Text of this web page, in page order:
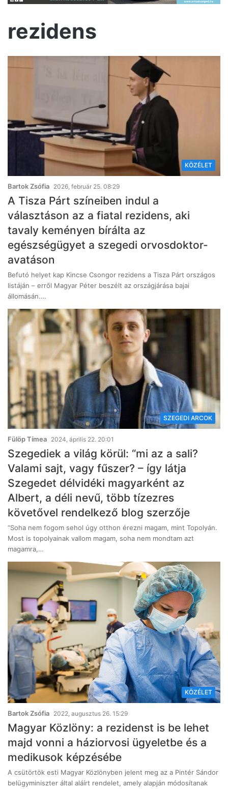
rezidens
KÖZÉLET
Bartok Zsófia 2026, február 25. 08:29
A Tisza Párt színeiben indul a
választáson az a fiatal rezidens, aki
tavaly keményen bírálta az
egészségügyet a szegedi orvosdoktor-
avatáson
Befutó helyet kap Kincse Csongor rezidens a Tisza Párt országos
listáján – erről Magyar Péter beszélt az országjárása bajai
állomásán.…
SZEGEDI ARCOK
Fülöp Tímea 2024, április 22. 20:01
Szegediek a világ körül: “mi az a sali?
Valami sajt, vagy fűszer? – így látja
Szegedet délvidéki magyarként az
Albert, a déli nevű, több tízezres
követővel rendelkező blog szerzője
“Soha nem fogom sehol úgy otthon érezni magam, mint Topolyán.
Most is topolyainak vallom magam, soha nem mondtam azt
magamra,…
KÖZÉLET
Bartok Zsófia 2022, augusztus 26. 15:29
Magyar Közlöny: a rezidenst is be lehet
majd vonni a háziorvosi ügyeletbe és a
medikusok képzésébe
A csütörtök esti Magyar Közlönyben jelent meg az a Pintér Sándor
belügyminiszter által aláírt rendelet, amely alapján módosítanak